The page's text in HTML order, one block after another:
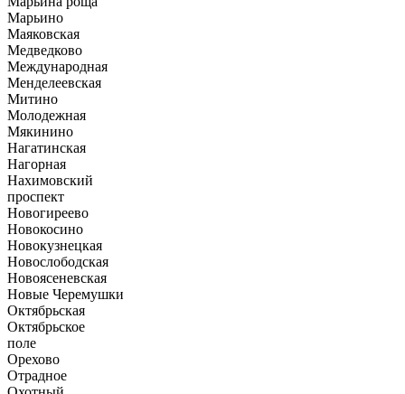
Марьино
Маяковская
Медведково
Международная
Менделеевская
Митино
Молодежная
Мякинино
Нагатинская
Нагорная
Нахимовский
проспект
Новогиреево
Новокосино
Новокузнецкая
Новослободская
Новоясеневская
Новые Черемушки
Октябрьская
Октябрьское
поле
Орехово
Отрадное